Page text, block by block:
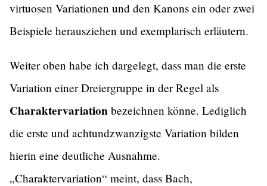
virtuosen Variationen und den Kanons ein oder zwei
Beispiele herausziehen und exemplarisch erläutern.
Weiter oben habe ich dargelegt, dass man die erste
Variation einer Dreiergruppe in der Regel als
Charaktervariation bezeichnen könne. Lediglich
die erste und achtundzwanzigste Variation bilden
hierin eine deutliche Ausnahme.
„Charaktervariation“ meint, dass Bach,